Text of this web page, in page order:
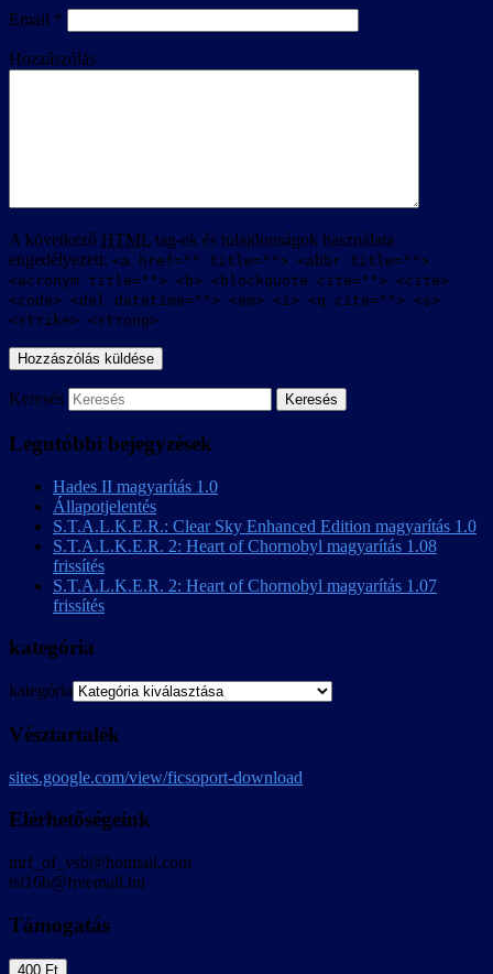
Email *
Hozzászólás
A következő HTML tag-ek és tulajdonságok használata
engedélyezett: <a href="" title=""> <abbr title="">
<acronym title=""> <b> <blockquote cite=""> <cite>
<code> <del datetime=""> <em> <i> <q cite=""> <s>
<strike> <strong>
Keresés
Legutóbbi bejegyzések
Hades II magyarítás 1.0
Állapotjelentés
S.T.A.L.K.E.R.: Clear Sky Enhanced Edition magyarítás 1.0
S.T.A.L.K.E.R. 2: Heart of Chornobyl magyarítás 1.08
frissítés
S.T.A.L.K.E.R. 2: Heart of Chornobyl magyarítás 1.07
frissítés
kategória
kategória
Vésztartalék
sites.google.com/view/ficsoport-download
Elérhetőségeink
mrf_of_vsb@hotmail.com
tsl16b@freemail.hu
Támogatás